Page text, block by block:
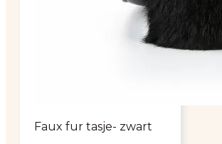
Faux fur tasje- zwart